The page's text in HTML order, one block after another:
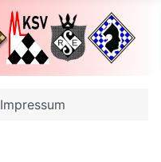
Impressum